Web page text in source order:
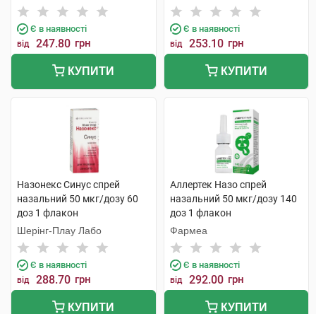
Є в наявності
від 247.80 грн
КУПИТИ
Є в наявності
від 253.10 грн
КУПИТИ
Назонекс Синус спрей
назальний 50 мкг/дозу 60
доз 1 флакон
Шерінг-Плау Лабо
Є в наявності
від 288.70 грн
КУПИТИ
Аллертек Назо спрей
назальний 50 мкг/дозу 140
доз 1 флакон
Фармеа
Є в наявності
від 292.00 грн
КУПИТИ